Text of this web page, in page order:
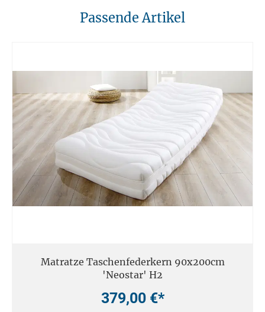
Passende Artikel
Matratze Taschenfederkern 90x200cm
'Neostar' H2
379,00 €*